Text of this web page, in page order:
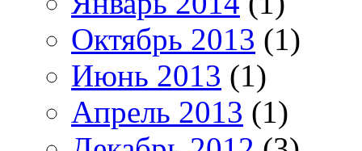
Октябрь 2013 (1)
Июнь 2013 (1)
Апрель 2013 (1)